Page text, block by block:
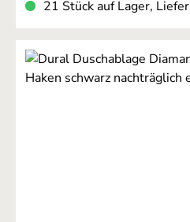
21 Stück auf Lager,